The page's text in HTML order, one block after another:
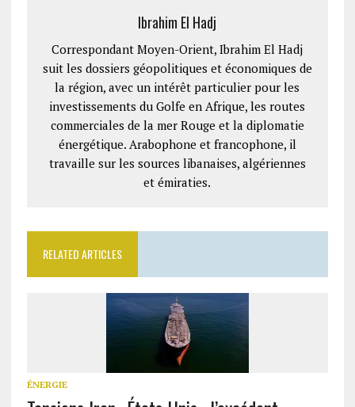
Ibrahim El Hadj
Correspondant Moyen-Orient, Ibrahim El Hadj
suit les dossiers géopolitiques et économiques de
la région, avec un intérêt particulier pour les
investissements du Golfe en Afrique, les routes
commerciales de la mer Rouge et la diplomatie
énergétique. Arabophone et francophone, il
travaille sur les sources libanaises, algériennes
et émiraties.
RELATED ARTICLES
ÉNERGIE